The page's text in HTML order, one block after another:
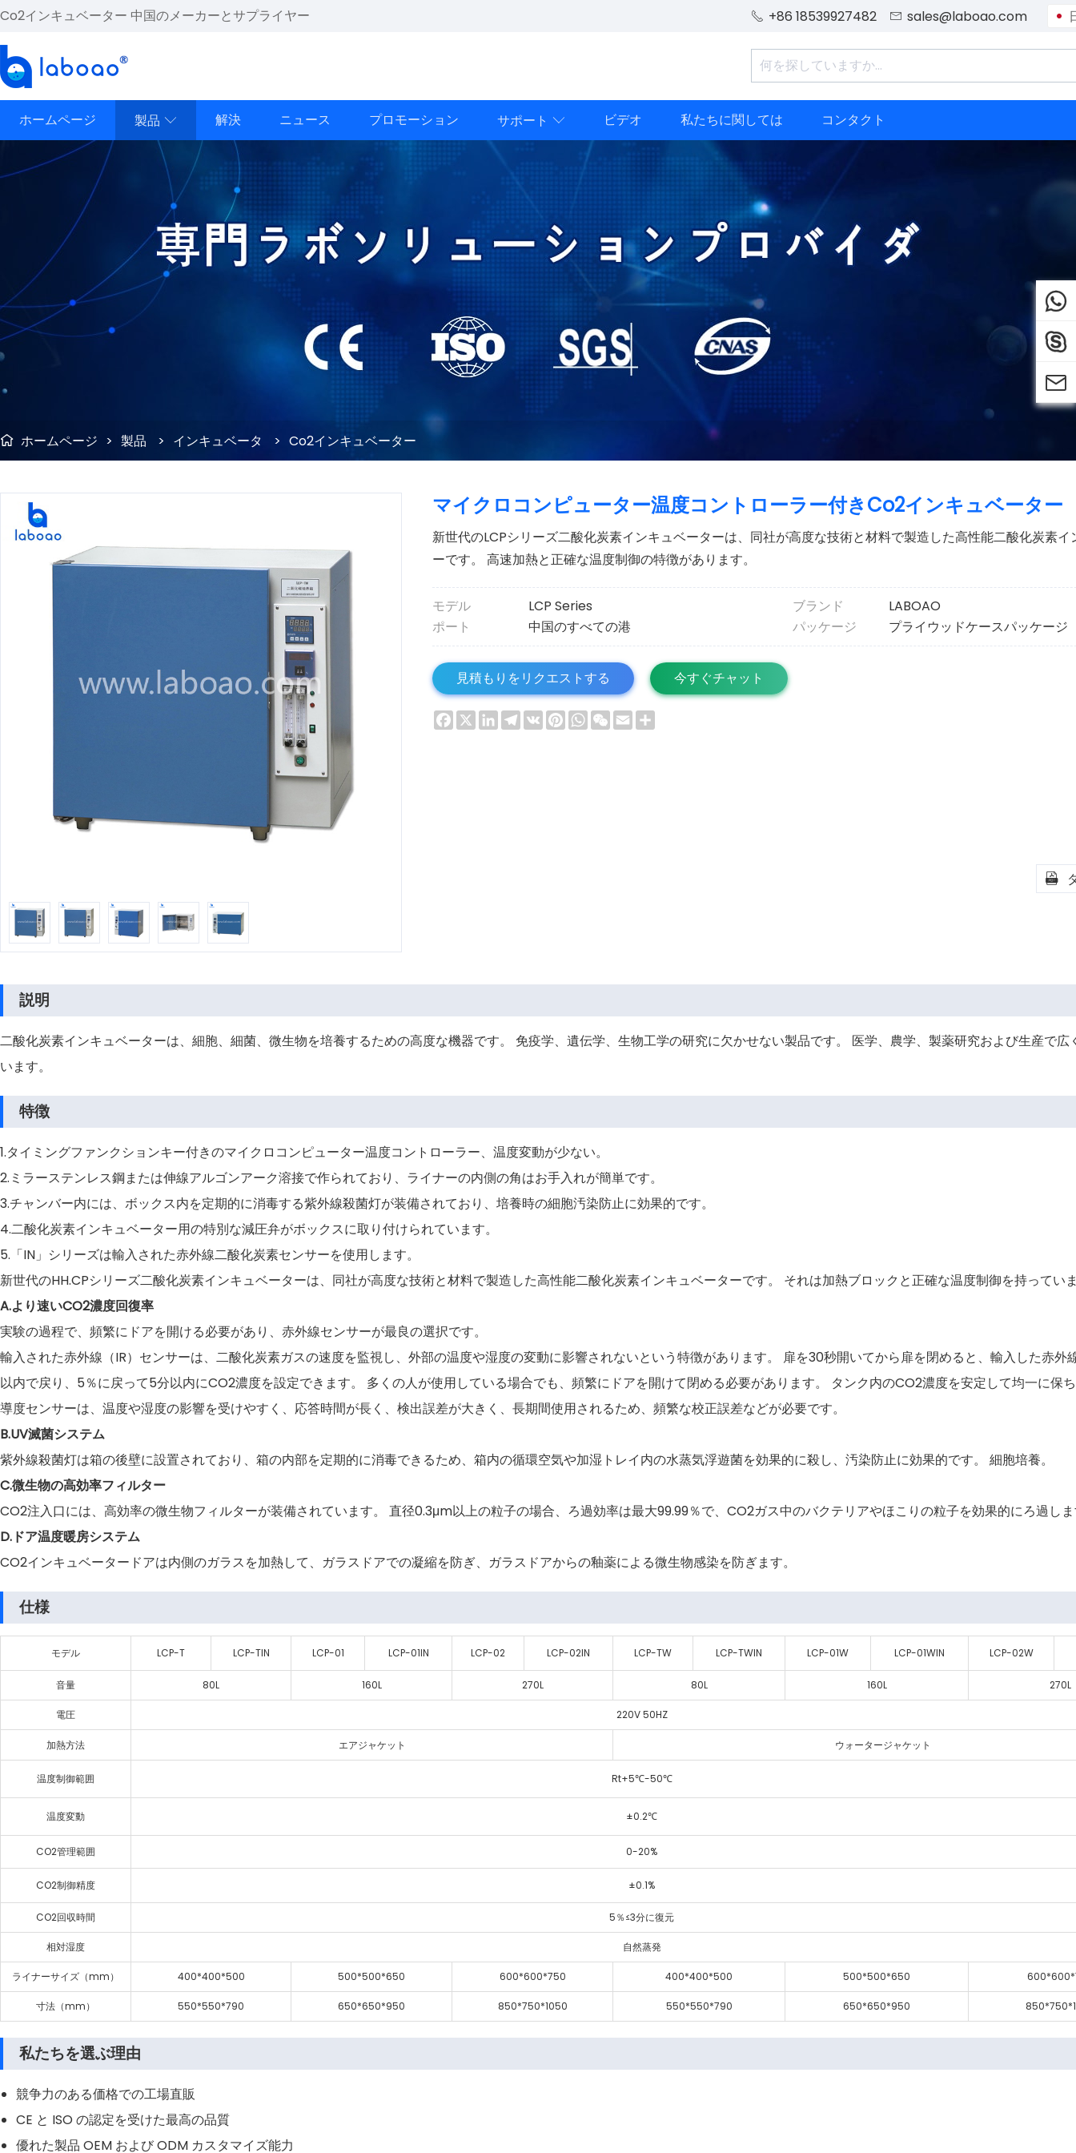
Co2インキュベーター 中国のメーカーとサプライヤー  +86 18539927482  sales@laboao.com
ホームページ 製品  解決 ニュース プロモーション サポート  ビデオ 私たちに関しては コンタクト
 ホームページ > 製品 > インキュベータ > Co2インキュベーター
マイクロコンピューター温度コントローラー付きCo2インキュベーター
新世代のLCPシリーズ二酸化炭素インキュベーターは、同社が高度な技術と材料で製造した高性能二酸化炭素イ
ーです。 高速加熱と正確な温度制御の特徴があります。
モデル LCP Series ブランド
LABOAO
ポート
中国のすべての港 パッケージ プライウッドケースパッケージ
見積もりをリクエストする 今すぐチャット
Facebook
X LinkedInTelegram
VK Pinterest
WhatsApp
WeChat
Email

説明
二酸化炭素インキュベーターは、細胞、細菌、微生物を培養するための高度な機器です。 免疫学、遺伝学、生物工学の研究に欠かせない製品です。 医学、農学、製薬研究および生産で広
います。
特徴
1.タイミングファンクションキー付きのマイクロコンピューター温度コントローラー、温度変動が少ない。
2.ミラーステンレス鋼または伸線アルゴンアーク溶接で作られており、ライナーの内側の角はお手入れが簡単です。
3.チャンバー内には、ボックス内を定期的に消毒する紫外線殺菌灯が装備されており、培養時の細胞汚染防止に効果的です。
4.二酸化炭素インキュベーター用の特別な減圧弁がボックスに取り付けられています。
5.「IN」シリーズは輸入された赤外線二酸化炭素センサーを使用します。
新世代のHH.CPシリーズ二酸化炭素インキュベーターは、同社が高度な技術と材料で製造した高性能二酸化炭素インキュベーターです。 それは加熱ブロックと正確な温度制御を持ってい
A.より速いCO2濃度回復率
実験の過程で、頻繁にドアを開ける必要があり、赤外線センサーが最良の選択です。
輸入された赤外線（IR）センサーは、二酸化炭素ガスの速度を監視し、外部の温度や湿度の変動に影響されないという特徴があります。 扉を30秒開いてから扉を閉めると、輸入した赤外
以内で戻り、5％に戻って5分以内にCO2濃度を設定できます。 多くの人が使用している場合でも、頻繁にドアを開けて閉める必要があります。 タンク内のCO2濃度を安定して均一に保
導度センサーは、温度や湿度の影響を受けやすく、応答時間が長く、検出誤差が大きく、長期間使用されるため、頻繁な校正誤差などが必要です。
B.UV滅菌システム
紫外線殺菌灯は箱の後壁に設置されており、箱の内部を定期的に消毒できるため、箱内の循環空気や加湿トレイ内の水蒸気浮遊菌を効果的に殺し、汚染防止に効果的です。 細胞培養。
C.微生物の高効率フィルター
CO2注入口には、高効率の微生物フィルターが装備されています。 直径0.3μm以上の粒子の場合、ろ過効率は最大99.99％で、CO2ガス中のバクテリアやほこりの粒子を効果的にろ過し
D.ドア温度暖房システム
CO2インキュベータードアは内側のガラスを加熱して、ガラスドアでの凝縮を防ぎ、ガラスドアからの釉薬による微生物感染を防ぎます。
仕様
モデル LCP-T LCP-TIN LCP-01 LCP-01IN LCP-02 LCP-02IN LCP-TW LCP-TWIN LCP-01W LCP-01WIN LCP-02W
音量 80L 160L 270L 80L 160L 270L
電圧 220V 50HZ
加熱方法 エアジャケット ウォータージャケット
温度制御範囲 Rt+5℃-50℃
温度変動 ±0.2℃
CO2管理範囲 0-20%
CO2制御精度 ±0.1%
CO2回収時間 5％≤3分に復元
相対湿度 自然蒸発
ライナーサイズ（mm） 400*400*500 500*500*650 600*600*750 400*400*500 500*500*650
寸法（mm） 550*550*790 650*650*950 850*750*1050 550*550*790 650*650*950
私たちを選ぶ理由
競争力のある価格での工場直販
CE と ISO の認定を受けた最高の品質
優れた製品 OEM および ODM カスタマイズ能力


